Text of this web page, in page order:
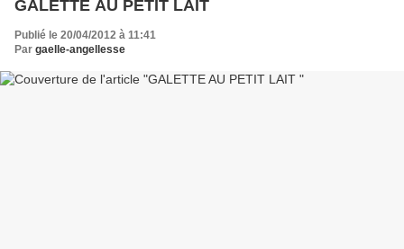
GALETTE AU PETIT LAIT
Publié le 20/04/2012 à 11:41
Par gaelle-angellesse